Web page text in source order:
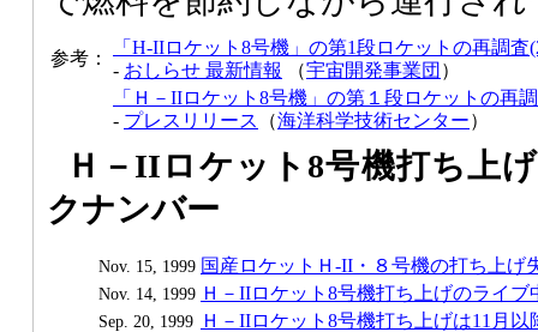
参考：
「H-IIロケット8号機」の第1段ロケットの再調査
- おしらせ 最新情報 （宇宙開発事業団 ）
「Ｈ－IIロケット8号機」の第１段ロケットの再
- プレスリリース （海洋科学技術センター）
Ｈ－IIロケット8号機打ち上
クナンバー
Nov. 15, 1999 国産ロケットＨ-II・８号機の打ち上げ
Nov. 14, 1999 Ｈ－IIロケット8号機打ち上げのライブ
Sep. 20, 1999 Ｈ－IIロケット8号機打ち上げは11月以